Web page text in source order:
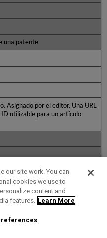
una patente
Asignado por el editor. Una URL
ID utilizable para un artículo
patente: "Smith, John J.", "IBM"
our site work. You can
cookies we use to
content and
features. Learn More